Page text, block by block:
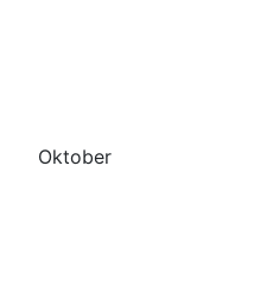
Oktober